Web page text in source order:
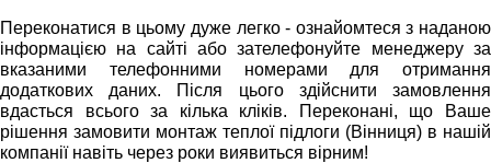
Переконатися в цьому дуже легко - ознайомтеся з наданою
інформацією на сайті або зателефонуйте менеджеру за
вказаними телефонними номерами для отримання
додаткових даних. Після цього здійснити замовлення
вдасться всього за кілька кліків. Переконані, що Ваше
рішення замовити монтаж теплої підлоги (Вінниця) в нашій
компанії навіть через роки виявиться вірним!